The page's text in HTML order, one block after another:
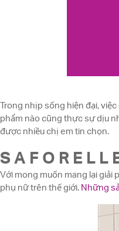
Trong nhịp sống hiện đại,
phẩm nào cũng thực sự dịu
được nhiều chị em tin chọn.
Với mong muốn mang lại giải
phụ nữ trên thế giới. Những